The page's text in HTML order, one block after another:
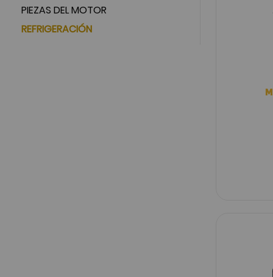
PIEZAS DEL MOTOR
REFRIGERACIÓN